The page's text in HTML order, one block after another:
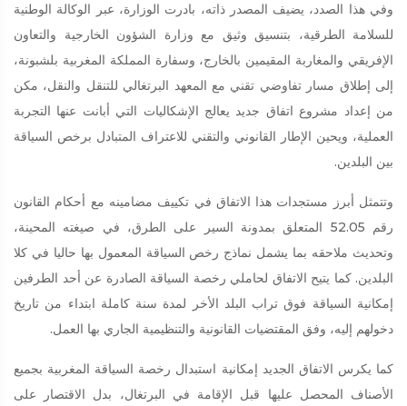
وفي هذا الصدد، يضيف المصدر ذاته، بادرت الوزارة، عبر الوكالة الوطنية
للسلامة الطرقية، بتنسيق وثيق مع وزارة الشؤون الخارجية والتعاون
الإفريقي والمغاربة المقيمين بالخارج، وسفارة المملكة المغربية بلشبونة،
إلى إطلاق مسار تفاوضي تقني مع المعهد البرتغالي للتنقل والنقل، مكن
من إعداد مشروع اتفاق جديد يعالج الإشكاليات التي أبانت عنها التجربة
العملية، ويحين الإطار القانوني والتقني للاعتراف المتبادل برخص السياقة
بين البلدين.
وتتمثل أبرز مستجدات هذا الاتفاق في تكييف مضامينه مع أحكام القانون
رقم 52.05 المتعلق بمدونة السير على الطرق، في صيغته المحينة،
وتحديث ملاحقه بما يشمل نماذج رخص السياقة المعمول بها حاليا في كلا
البلدين. كما يتيح الاتفاق لحاملي رخصة السياقة الصادرة عن أحد الطرفين
إمكانية السياقة فوق تراب البلد الأخر لمدة سنة كاملة ابتداء من تاريخ
دخولهم إليه، وفق المقتضيات القانونية والتنظيمية الجاري بها العمل.
كما يكرس الاتفاق الجديد إمكانية استبدال رخصة السياقة المغربية بجميع
الأصناف المحصل عليها قبل الإقامة في البرتغال، بدل الاقتصار على